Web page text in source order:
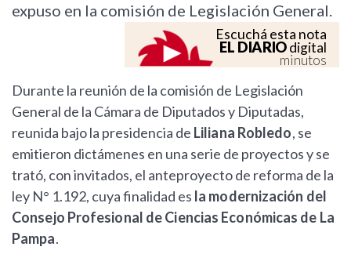
expuso en la comisión de Legislación General.
Escuchá esta nota
EL DIARIOdigital
minutos
Durante la reunión de la comisión de Legislación
General de la Cámara de Diputados y Diputadas,
reunida bajo la presidencia de Liliana Robledo, se
emitieron dictámenes en una serie de proyectos y se
trató, con invitados, el anteproyecto de reforma de la
ley N° 1.192, cuya finalidad es la modernización del
Consejo Profesional de Ciencias Económicas de La
Pampa.